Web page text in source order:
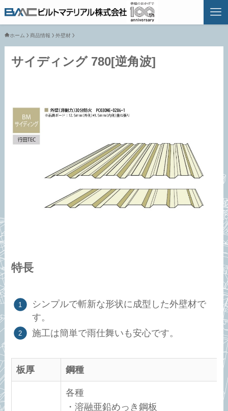
ホーム 商品情報 外壁材
サイディング 780[逆角波]
特長
シンプルで斬新な形状に成型した外壁材で
す。
施工は簡単で雨仕舞いも安心です。
板厚 鋼種
各種
・溶融亜鉛めっき鋼板